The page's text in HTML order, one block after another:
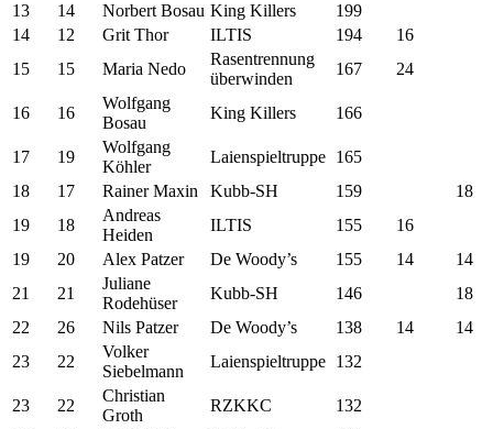
13
14 Norbert Bosau King Killers
199
14
12 Grit Thor ILTIS 194
16
15
15 Maria Nedo
Rasentrennung
überwinden
167 24
16 16
Wolfgang
Bosau
King Killers 166
17 19
Wolfgang
Köhler
Laienspieltruppe 165
18
17 Rainer Maxin Kubb-SH 159
18
19
18
Andreas
Heiden
ILTIS 155
16
19
20 Alex Patzer De Woody’s 155 14
14
21
21
Juliane
Rodehüser
Kubb-SH 146
18
22
26 Nils Patzer De Woody’s 138 14
14
23
22
Volker
Siebelmann
Laienspieltruppe 132
23 22
Christian
Groth
RZKKC
132